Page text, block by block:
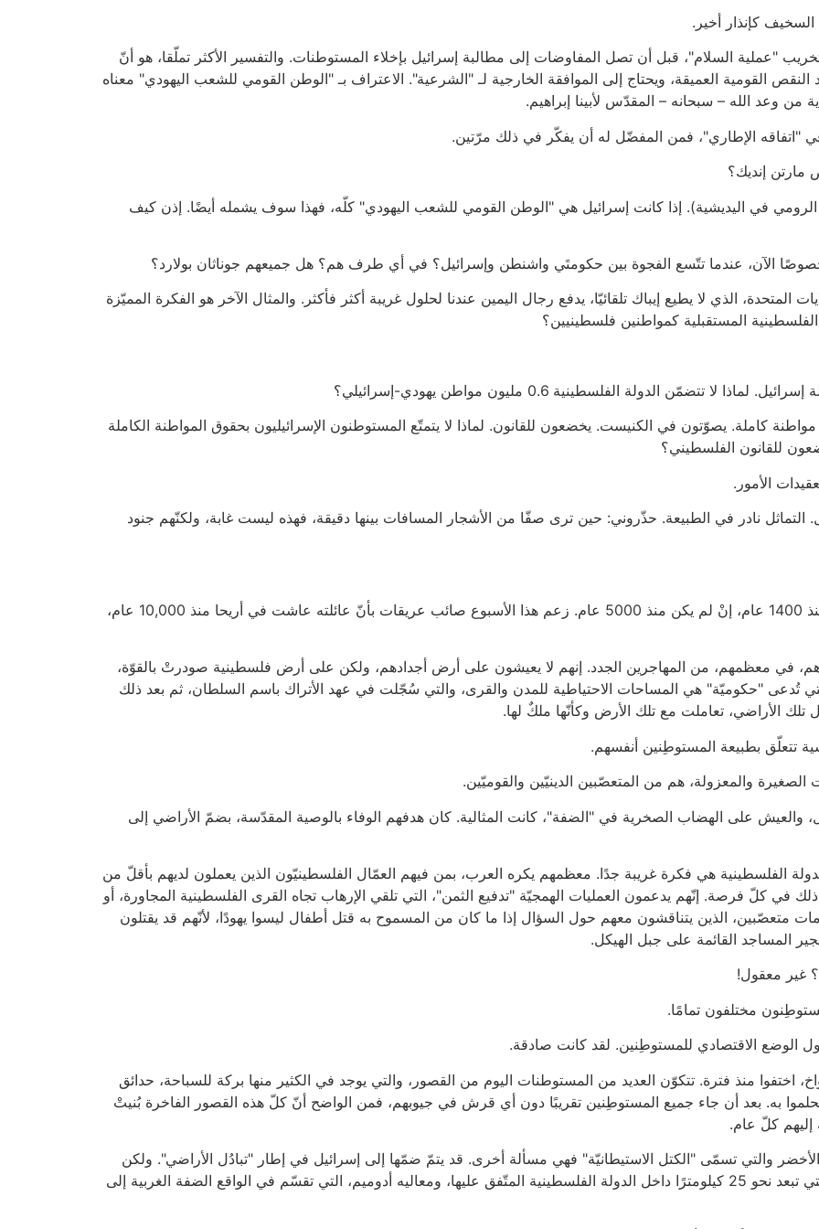
السخيف كإنذار أخير.
"عملية السلام"، قبل أن تصل المفاوضات إلى مطالبة إسرائيل بإخلاء المستوطنات. والتفسير الأكثر تملّقا، هو أنّ
القومية العميقة، ويحتاج إلى الموافقة الخارجية لـ "الشرعية". الاعتراف بـ "الوطن القومي للشعب اليهودي" معناه
من وعد الله – سبحانه – المقدّس لأبينا إبراهيم.
"اتفاقه الإطاري"، فمن المفضّل له أن يفكّر في ذلك مرّتين.
مارتن إنديك؟
الرومي في اليديشية). إذا كانت إسرائيل هي "الوطن القومي للشعب اليهودي" كلّه، فهذا سوف يشمله أيضًا. إذن كيف
خصوصًا الآن، عندما تتّسع الفجوة بين حكومتَي واشنطن وإسرائيل؟ في أي طرف هم؟ هل جميعهم جوناثان بولارد؟
الذي لا يطيع إيباك تلقائيّا، يدفع رجال اليمين عندنا لحلول غريبة أكثر فأكثر. والمثال الآخر هو الفكرة المميّزة
الفلسطينية المستقبلية كمواطنين فلسطينيين؟
كاملة. يصوّتون في الكنيست. يخضعون للقانون. لماذا لا يتمتّع المستوطنون الإسرائيليون بحقوق المواطنة الكاملة
للقانون الفلسطيني؟
الأمور.
التماثل نادر في الطبيعة. حذّروني: حين ترى صفّا من الأشجار المسافات بينها دقيقة، فهذه ليست غابة، ولكنّهم جنود
يعيش عرب إسرائيل في أرضهم. عاش أسلافهم هنا منذ 1400 عام، إنْ لم يكن منذ 5000 عام. زعم هذا الأسبوع صائب عريقات بأنّ عائلته عاشت في أريحا منذ 10,000 عام،
في معظمهم، من المهاجرين الجدد. إنهم لا يعيشون على أرض أجدادهم، ولكن على أرض فلسطينية صودرتْ بالقوّة،
تُدعى "حكوميّة" هي المساحات الاحتياطية للمدن والقرى، والتي سُجّلت في عهد الأتراك باسم السلطان، ثم بعد ذلك
تلك الأراضي، تعاملت مع تلك الأرض وكأنّها ملكٌ لها.
تتعلّق بطبيعة المستوطِنين أنفسهم.
والمعزولة، هم من المتعصّبين الدينيّين والقوميّين.
والعيش على الهضاب الصخرية في "الضفة"، كانت المثالية. كان هدفهم الوفاء بالوصية المقدّسة، بضمّ الأراضي إلى
الفلسطينية هي فكرة غريبة جدًا. معظمهم يكره العرب، بمن فيهم العمّال الفلسطينيّون الذين يعملون لديهم بأقلّ من
في كلّ فرصة. إنّهم يدعمون العمليات الهمجيّة "تدفيع الثمن"، التي تلقي الإرهاب تجاه القرى الفلسطينية المجاورة، أو
متعصّبين، الذين يتناقشون معهم حول السؤال إذا ما كان من المسموح به قتل أطفال ليسوا يهودًا، لأنّهم قد يقتلون
المساجد القائمة على جبل الهيكل.
غير معقول!
مختلفون تمامًا.
الوضع الاقتصادي للمستوطِنين. لقد كانت صادقة.
اختفوا منذ فترة. تتكوّن العديد من المستوطنات اليوم من القصور، والتي يوجد في الكثير منها بركة للسباحة، حدائق
من الإسرائيليّين أن يحلموا به. بعد أن جاء جميع المستوطِنين تقريبًا دون أي قرش في جيوبهم، فمن الواضح أنّ كلّ هذه القصور الفاخرة بُنيتْ
إليهم كلّ عام.
والتي تسمّى "الكتل الاستيطانيّة" فهي مسألة أخرى. قد يتمّ ضمّها إلى إسرائيل في إطار "تبادُل الأراضي". ولكن
اثنتين منهما على الأقل تثير تساؤلات خطرة: أريئيل، التي تبعد نحو 25 كيلومترًا داخل الدولة الفلسطينية المتّفق عليها، ومعاليه أدوميم، التي تقسّم في الواقع الضفة الغربية إلى